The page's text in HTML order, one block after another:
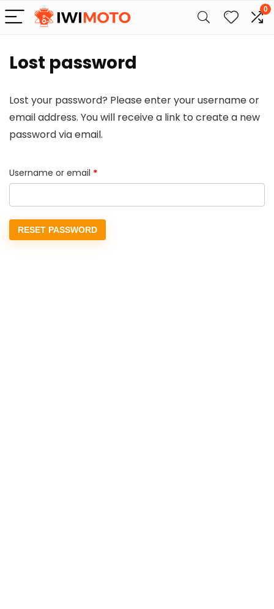
0
Lost password
Lost your password? Please enter your username or
email address. You will receive a link to create a new
password via email.
Username or email *Required
RESET PASSWORD